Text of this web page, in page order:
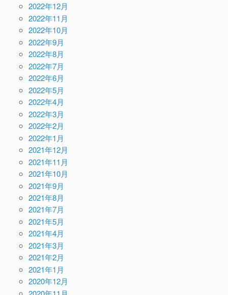
2022年12月
2022年11月
2022年10月
2022年9月
2022年8月
2022年7月
2022年6月
2022年5月
2022年4月
2022年3月
2022年2月
2022年1月
2021年12月
2021年11月
2021年10月
2021年9月
2021年8月
2021年7月
2021年5月
2021年4月
2021年3月
2021年2月
2021年1月
2020年12月